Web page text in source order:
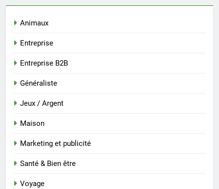
Animaux
Entreprise
Entreprise B2B
Généraliste
Jeux / Argent
Maison
Marketing et publicité
Santé & Bien être
Voyage